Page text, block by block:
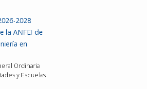
2028
la ANFEI de
en
Ordinaria
y Escuelas